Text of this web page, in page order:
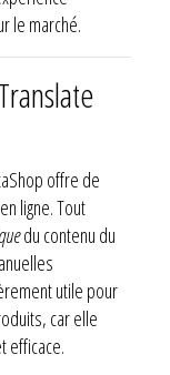
le marché.
offre de
ligne. Tout
du contenu du
utile pour
car elle
efficace.